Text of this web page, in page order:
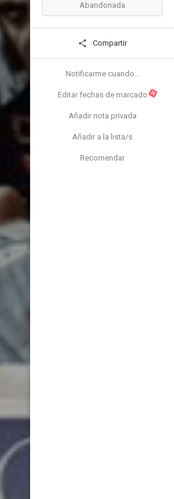
Abandonada
Compartir
Notificarme cuando...
Editar fechas de marcado N
Añadir nota privada
Añadir a la lista/s
Recomendar